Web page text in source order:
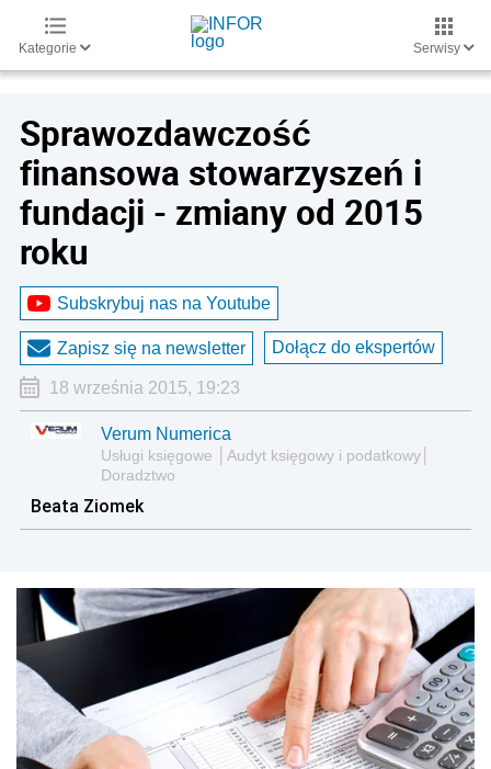
Kategorie Serwisy
Sprawozdawczość
finansowa stowarzyszeń i
fundacji - zmiany od 2015
roku
Subskrybuj nas na Youtube
Zapisz się na newsletter Dołącz do ekspertów
18 września 2015, 19:23
Verum Numerica
Usługi księgowe │Audyt księgowy i podatkowy│
Doradztwo
Beata Ziomek